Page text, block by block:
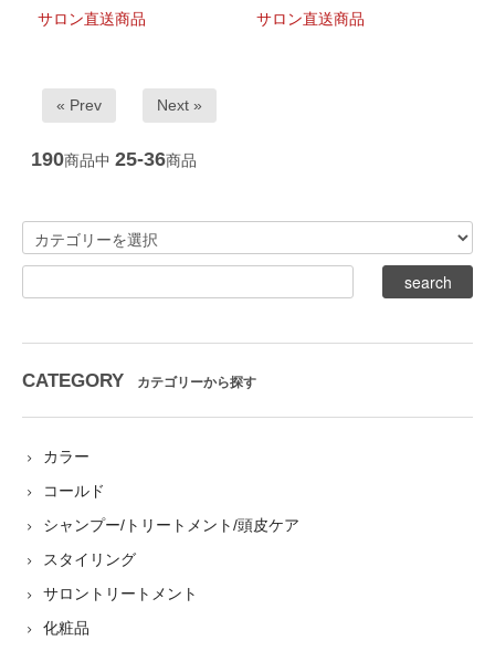
サロン直送商品 サロン直送商品
« Prev Next »
190商品中 25-36商品
CATEGORY カテゴリーから探す
カラー
コールド
シャンプー/トリートメント/頭皮ケア
スタイリング
サロントリートメント
化粧品